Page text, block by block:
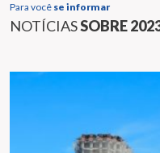
Para você se informar
NOTÍCIASSOBRE